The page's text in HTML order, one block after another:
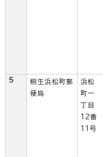
5
桐生浜松町郵
便局
浜松
町一
丁目
12番
11号